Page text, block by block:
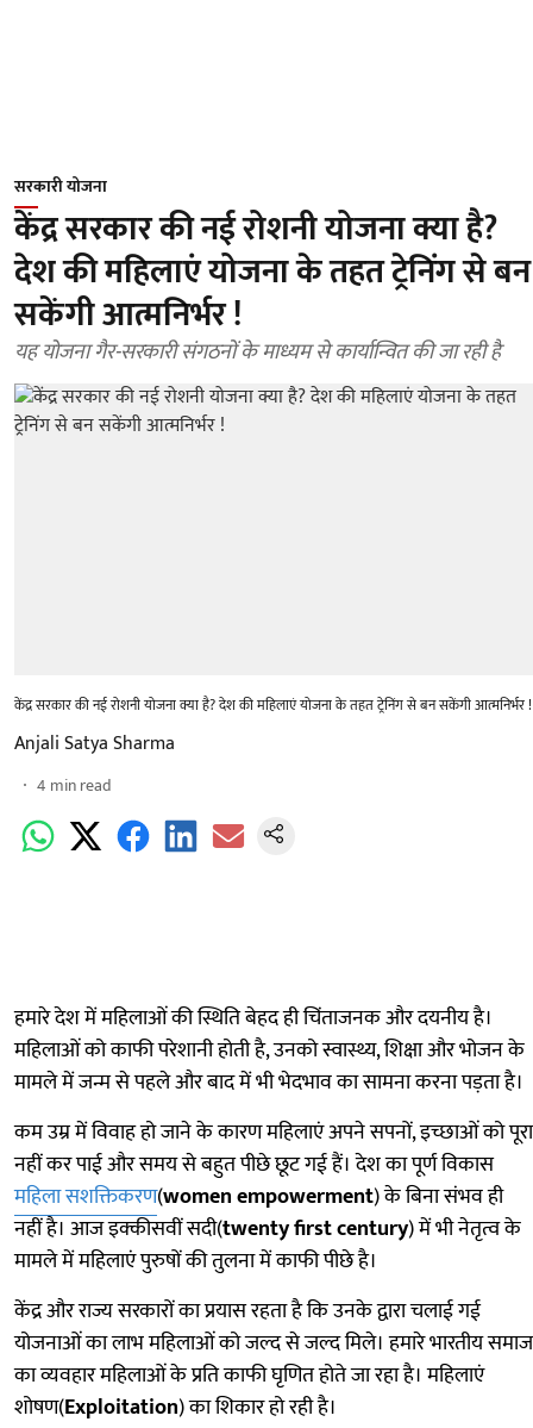
सरकारी योजना
केंद्र सरकार की नई रोशनी योजना क्या है?
देश की महिलाएं योजना के तहत ट्रेनिंग से बन
सकेंगी आत्मनिर्भर !
यह योजना गैर-सरकारी संगठनों के माध्यम से कार्यान्वित की जा रही है
केंद्र सरकार की नई रोशनी योजना क्या है? देश की महिलाएं योजना के तहत ट्रेनिंग से बन सकेंगी आत्मनिर्भर !
Anjali Satya Sharma
4 min read
हमारे देश में महिलाओं की स्थिति बेहद ही चिंताजनक और दयनीय है।
महिलाओं को काफी परेशानी होती है, उनको स्वास्थ्य, शिक्षा और भोजन के
मामले में जन्म से पहले और बाद में भी भेदभाव का सामना करना पड़ता है।
कम उम्र में विवाह हो जाने के कारण महिलाएं अपने सपनों, इच्छाओं को पूरा
नहीं कर पाई और समय से बहुत पीछे छूट गई हैं। देश का पूर्ण विकास
महिला सशक्तिकरण(women empowerment) के बिना संभव ही
नहीं है। आज इक्कीसवीं सदी(twenty first century) में भी नेतृत्व के
मामले में महिलाएं पुरुषों की तुलना में काफी पीछे है।
केंद्र और राज्य सरकारों का प्रयास रहता है कि उनके द्वारा चलाई गई
योजनाओं का लाभ महिलाओं को जल्द से जल्द मिले। हमारे भारतीय समाज
का व्यवहार महिलाओं के प्रति काफी घृणित होते जा रहा है। महिलाएं
शोषण(Exploitation) का शिकार हो रही है।